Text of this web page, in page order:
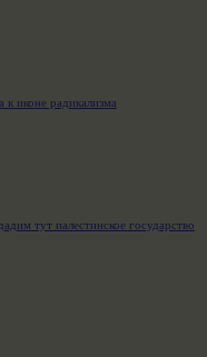
к иконе радикализма
тут палестинское государство